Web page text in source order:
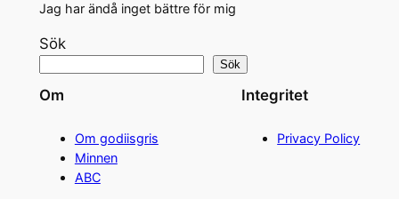
Jag har ändå inget bättre för mig
Sök
Sök
Om
Om godiisgris
Minnen
ABC
Integritet
Privacy Policy